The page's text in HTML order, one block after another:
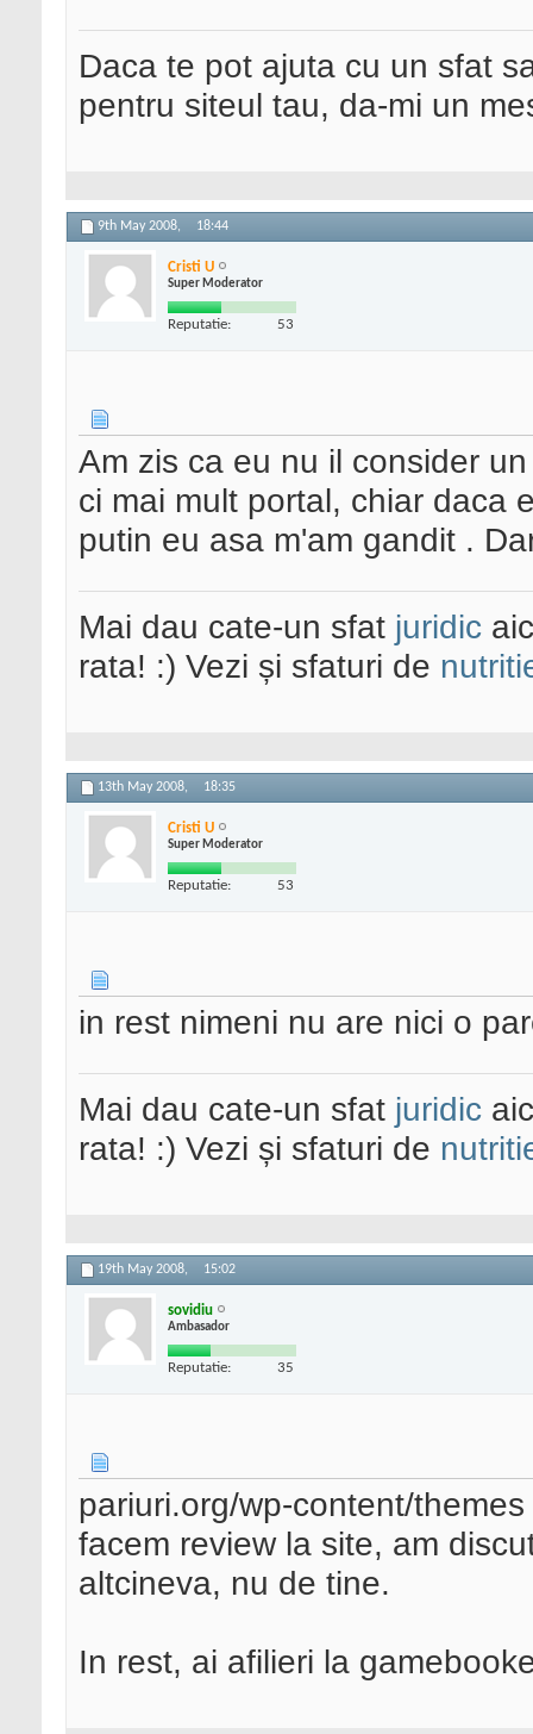
Daca te pot ajuta cu un sfat
pentru siteul tau, da-mi un
9th May 2008, 18:44
Cristi U
Super Moderator
Reputatie: 53
Am zis ca eu nu il consider
ci mai mult portal, chiar daca
putin eu asa m'am gandit .
Mai dau cate-un sfat juridic
rata! :) Vezi și sfaturi de
13th May 2008, 18:35
Cristi U
Super Moderator
Reputatie: 53
in rest nimeni nu are nici o
Mai dau cate-un sfat juridic
rata! :) Vezi și sfaturi de
19th May 2008, 15:02
sovidiu
Ambasador
Reputatie: 35
pariuri.org/wp-content/
facem review la site, am
altcineva, nu de tine.
In rest, ai afilieri la